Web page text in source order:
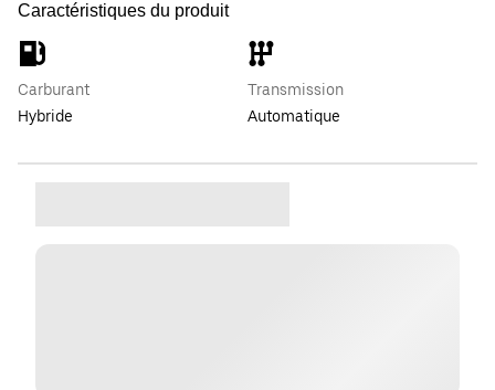
Caractéristiques du produit
Carburant
Hybride
Transmission
Automatique